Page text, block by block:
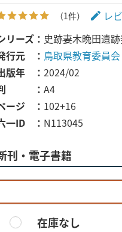
（1件）
レ
リーズ
史跡妻木晩田遺
行元
鳥取県教育委員会
版年
2024/02
A4
ージ
102+16
一ID
N113045
刊・電子書籍
在庫なし